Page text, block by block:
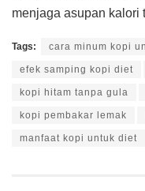
menjaga asupan kalori
Tags: cara minum kopi
efek samping kopi diet
kopi hitam tanpa gula
kopi pembakar lemak
manfaat kopi untuk diet